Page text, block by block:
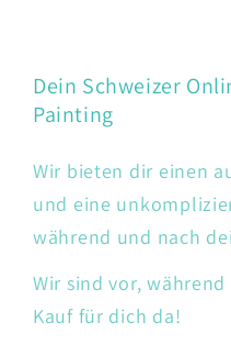
Dein Schweizer
Painting
Wir bieten dir einen
und eine
während und nach
Wir sind vor,
Kauf für dich da!